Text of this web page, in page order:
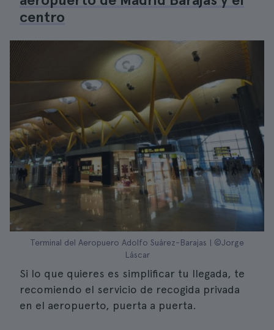
centro
Terminal del Aeropuero Adolfo Suárez-Barajas | ©Jorge
Láscar
Si lo que quieres es simplificar tu llegada, te
recomiendo el servicio de recogida privada
en el aeropuerto, puerta a puerta.